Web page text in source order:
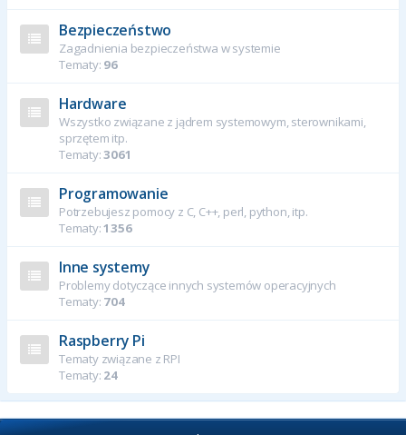
Bezpieczeństwo
Zagadnienia bezpieczeństwa w systemie
Tematy: 96
Hardware
Wszystko związane z jądrem systemowym, sterownikami,
sprzętem itp.
Tematy:3061
Programowanie
Potrzebujesz pomocy z C, C++, perl, python, itp.
Tematy:1356
Inne systemy
Problemy dotyczące innych systemów operacyjnych
Tematy: 704
Raspberry Pi
Tematy związane z RPI
Tematy: 24